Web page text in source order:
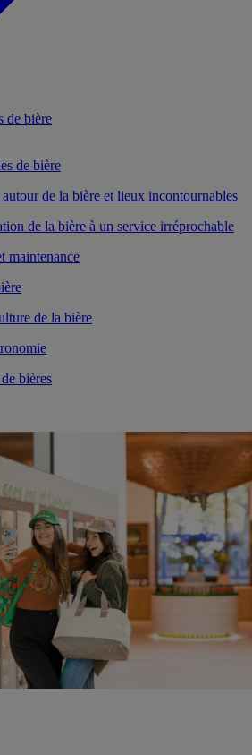
de bière
de bière
de la bière et lieux incontournables
de la bière à un service irréprochable
maintenance
de la bière
bières